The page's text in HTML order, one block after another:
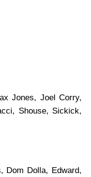
Jones, Joel Corry,
Shouse, Sickick,
Dom Dolla, Edward,